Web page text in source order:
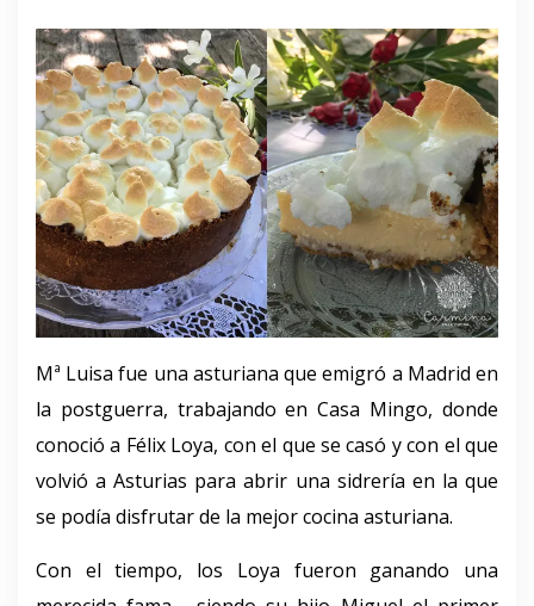
Mª Luisa fue una asturiana que emigró a Madrid en
la postguerra, trabajando en Casa Mingo, donde
conoció a Félix Loya, con el que se casó y con el que
volvió a Asturias para abrir una sidrería en la que
se podía disfrutar de la mejor cocina asturiana.
Con el tiempo, los Loya fueron ganando una